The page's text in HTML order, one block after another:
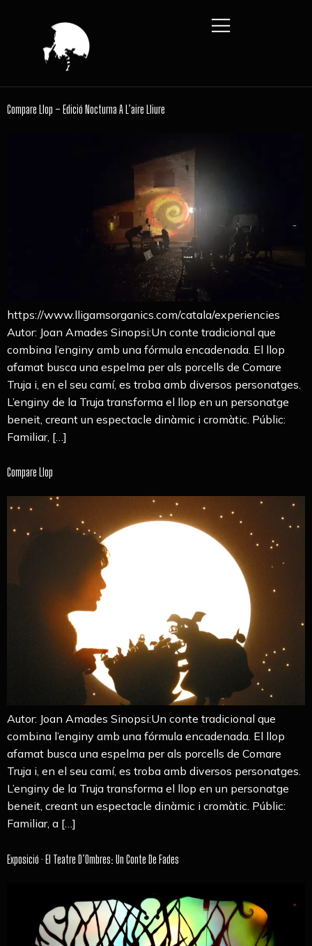
Compare Llop – Edició Nocturna A L’aire Lliure
https://www.lligamsorganics.com/catala/experiencies
Autor: Joan Amades Sinopsi:Un conte tradicional que
combina l’enginy amb una fórmula encadenada. El llop
afamat busca una espelma per als porcells de Comare
Truja i, en el seu camí, es troba amb diversos personatges.
L’enginy de la Truja transforma el llop en un personatge
beneit, creant un espectacle dinàmic i cromàtic. Públic:
Familiar, […]
Compare Llop
Autor: Joan Amades Sinopsi:Un conte tradicional que
combina l’enginy amb una fórmula encadenada. El llop
afamat busca una espelma per als porcells de Comare
Truja i, en el seu camí, es troba amb diversos personatges.
L’enginy de la Truja transforma el llop en un personatge
beneit, creant un espectacle dinàmic i cromàtic. Públic:
Familiar, a […]
Exposició · El Teatre D’Ombres: Un Conte De Fades